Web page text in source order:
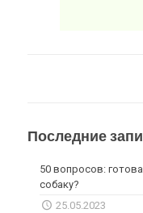
Последние
50 вопросов:
собаку?
25.05.2023